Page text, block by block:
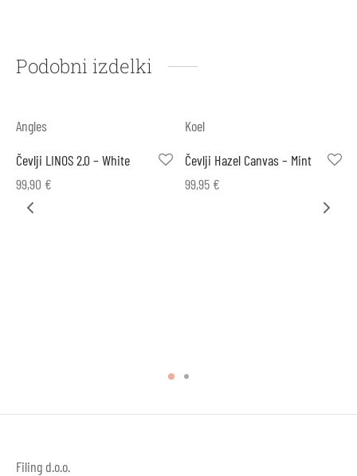
Podobni izdelki
Angles
Čevlji LINOS 2.0 – White
99,90 €
Koel
Čevlji Hazel Canvas – Mint
99,95 €
Filing d.o.o.